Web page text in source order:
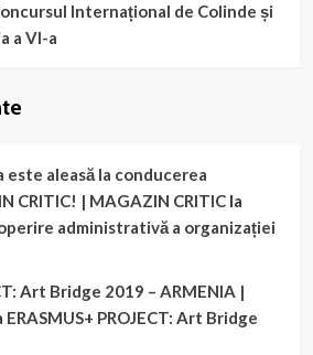
Internațional de Colinde și
a VI-a
este aleasă la conducerea
CRITIC! | MAGAZIN CRITICla
administrativă a organizației
Art Bridge 2019 – ARMENIA |
ERASMUS+ PROJECT: Art Bridge